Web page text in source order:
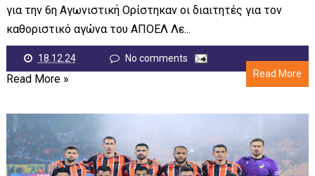
για την 6η Αγωνιστική Ορίστηκαν οι διαιτητές για τον
καθοριστικό αγώνα του ΑΠΟΕΛ Λε...
18.12.24
No comments
Read More
Read More »